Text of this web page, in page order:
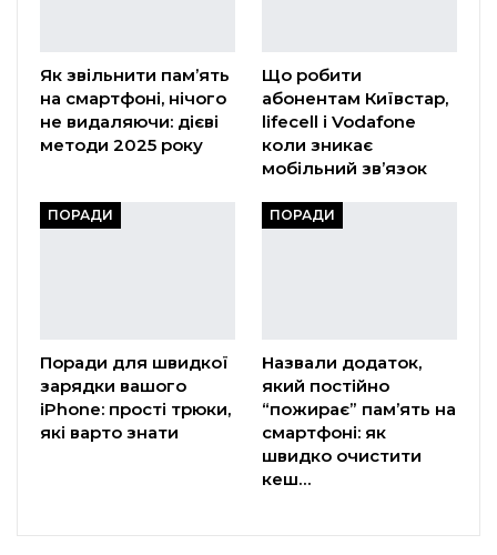
Як звільнити пам’ять
на смартфоні, нічого
не видаляючи: дієві
методи 2025 року
Що робити
абонентам Київстар,
lifecell і Vodafone
коли зникає
мобільний зв’язок
ПОРАДИ
Поради для швидкої
зарядки вашого
iPhone: прості трюки,
які варто знати
ПОРАДИ
Назвали додаток,
який постійно
“пожирає” пам’ять на
смартфоні: як
швидко очистити
кеш…